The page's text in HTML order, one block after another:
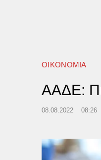
ΟΙΚΟΝΟΜΙΑ
ΑΑΔΕ:
08.08.2022 08:26